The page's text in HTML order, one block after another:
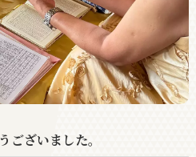
ございました。